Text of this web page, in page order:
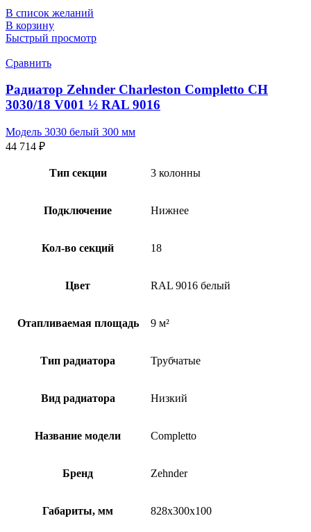
В список желаний
В корзину
Быстрый просмотр
Сравнить
Радиатор Zehnder Charleston Completto CH
3030/18 V001 ½ RAL 9016
Модель 3030 белый 300 мм
44 714 ₽
Тип секции 3 колонны
Подключение Нижнее
Кол-во секций 18
Цвет RAL 9016 белый
Отапливаемая площадь 9 м²
Тип радиатора Трубчатые
Вид радиатора Низкий
Название модели Completto
Бренд Zehnder
Габариты, мм 828x300x100